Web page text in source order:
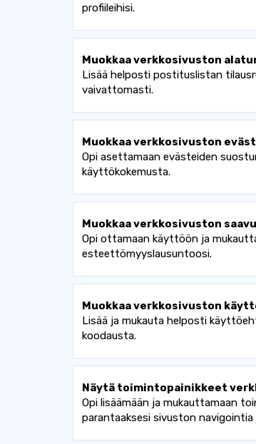
profiileihisi.
Muokkaa verkkosivuston
Lisää helposti postituslistan
vaivattomasti.
Muokkaa verkkosivuston
Opi asettamaan evästeiden
käyttökokemusta.
Muokkaa verkkosivuston
Opi ottamaan käyttöön ja
esteettömyyslausuntoosi.
Muokkaa verkkosivuston
Lisää ja mukauta helposti
koodausta.
Näytä toimintopainikkeet
Opi lisäämään ja mukauttamaan
parantaaksesi sivuston